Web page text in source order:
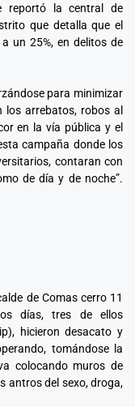
reportó la central de
que detalla que el
un 25%, en delitos de
para minimizar
los arrebatos, robos al
en la vía pública y el
campaña donde los
contaran con
de día y de noche”.
de Comas cerro 11
días, tres de ellos
hicieron desacato y
tomándose la
colocando muros de
antros del sexo, droga,